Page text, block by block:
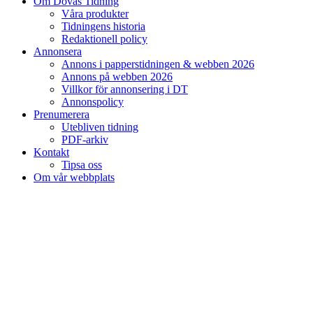
Våra produkter
Tidningens historia
Redaktionell policy
Annonsera
Annons i papperstidningen & webben 2026
Annons på webben 2026
Villkor för annonsering i DT
Annonspolicy
Prenumerera
Utebliven tidning
PDF-arkiv
Kontakt
Tipsa oss
Om vår webbplats